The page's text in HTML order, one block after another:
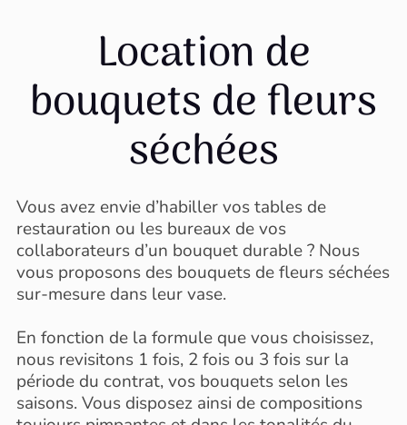
Location de
bouquets de fleurs
séchées
Vous avez envie d’habiller vos tables de
restauration ou les bureaux de vos
collaborateurs d’un bouquet durable ? Nous
vous proposons des bouquets de fleurs séchées
sur-mesure dans leur vase.
En fonction de la formule que vous choisissez,
nous revisitons 1 fois, 2 fois ou 3 fois sur la
période du contrat, vos bouquets selon les
saisons. Vous disposez ainsi de compositions